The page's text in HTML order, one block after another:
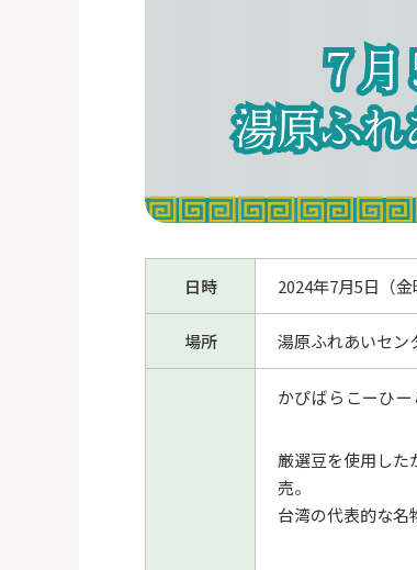
日時 2024年7月5日（
場所 湯原ふれあいセ
かぴばらこーひ
厳選豆を使用した
売。
台湾の代表的な名